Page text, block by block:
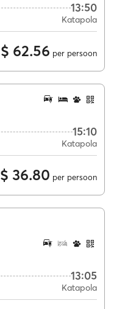
13:50
Katapola
$ 62.56 per persoon
15:10
Katapola
$ 36.80 per persoon
13:05
Katapola